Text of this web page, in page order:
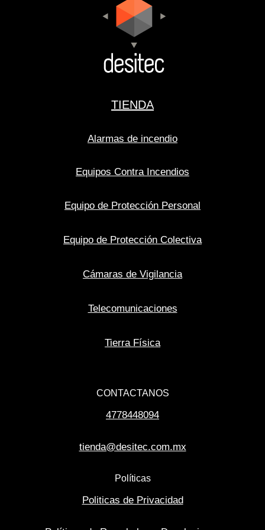
TIENDA
Alarmas de incendio
Equipos Contra Incendios
Equipo de Protección Personal
Equipo de Protección Colectiva
Cámaras de Vigilancia
Telecomunicaciones
Tierra Física
CONTACTANOS
4778448094
tienda@desitec.com.mx
Políticas
Politicas de Privacidad